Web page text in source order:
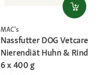
MAC's
Nassfutter DOG Vetcare
Nierendiät Huhn & Rind
6 x 400 g